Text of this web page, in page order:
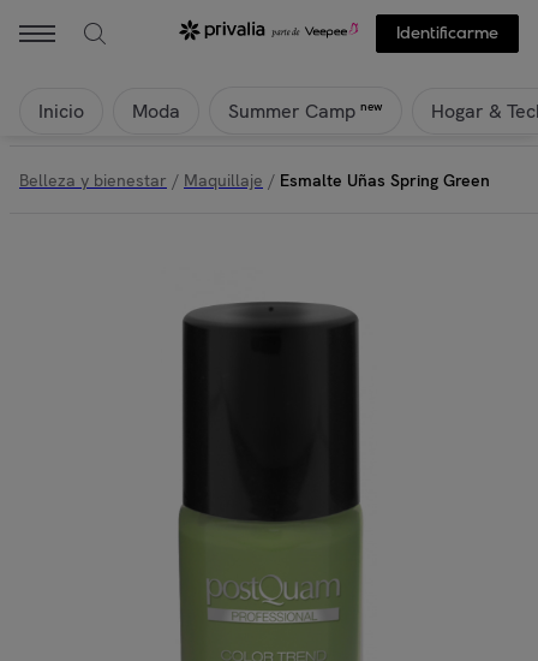
Identificarme
Inicio Moda Summer Camp new Hogar &
Belleza y bienestar / Maquillaje / Esmalte Uñas Spring Green